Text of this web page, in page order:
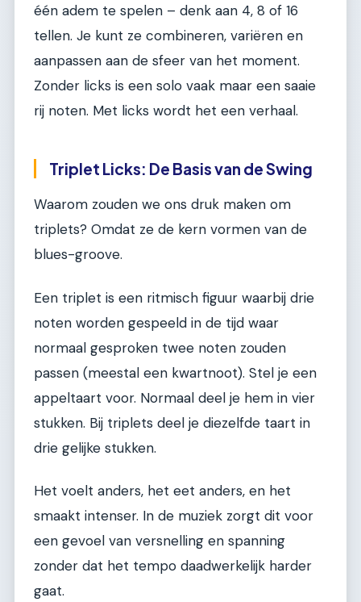
één adem te spelen – denk aan 4, 8 of 16
tellen. Je kunt ze combineren, variëren en
aanpassen aan de sfeer van het moment.
Zonder licks is een solo vaak maar een saaie
rij noten. Met licks wordt het een verhaal.
Triplet Licks: De Basis van de Swing
Waarom zouden we ons druk maken om
triplets? Omdat ze de kern vormen van de
blues-groove.
Een triplet is een ritmisch figuur waarbij drie
noten worden gespeeld in de tijd waar
normaal gesproken twee noten zouden
passen (meestal een kwartnoot). Stel je een
appeltaart voor. Normaal deel je hem in vier
stukken. Bij triplets deel je diezelfde taart in
drie gelijke stukken.
Het voelt anders, het eet anders, en het
smaakt intenser. In de muziek zorgt dit voor
een gevoel van versnelling en spanning
zonder dat het tempo daadwerkelijk harder
gaat.